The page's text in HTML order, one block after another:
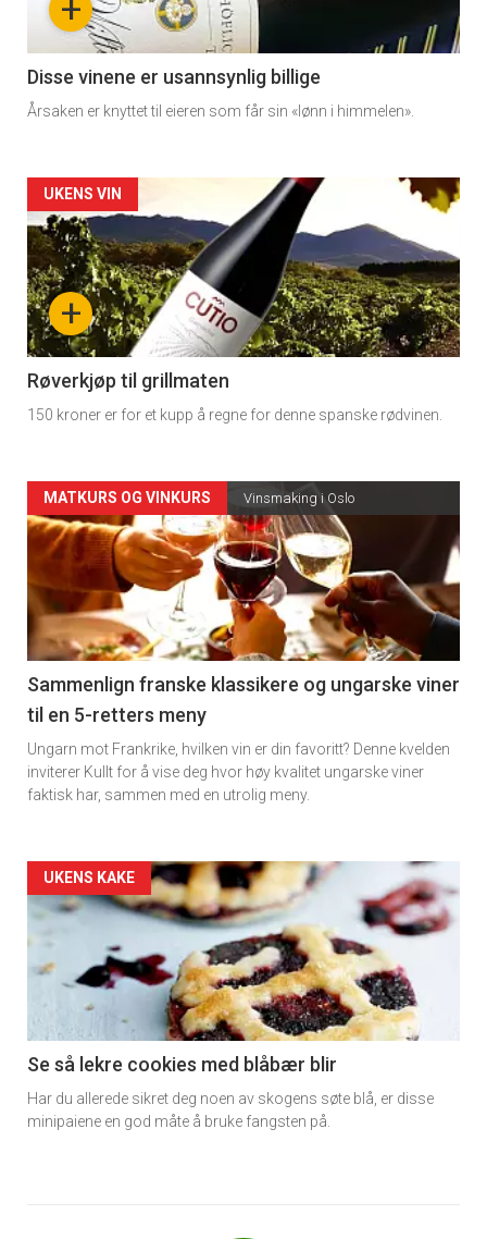
3
+
Disse vinene er usannsynlig billige
Årsaken er knyttet til eieren som får sin «lønn i himmelen».
Forsiden
akkurat
nå
-
4
+
UKENS VIN
Røverkjøp til grillmaten
150 kroner er for et kupp å regne for denne spanske rødvinen.
Forsiden
akkurat
nå
-
5
MATKURS OG VINKURS Vinsmaking i Oslo
Sammenlign franske klassikere og ungarske viner
til en 5-retters meny
Ungarn mot Frankrike, hvilken vin er din favoritt? Denne kvelden
inviterer Kullt for å vise deg hvor høy kvalitet ungarske viner
faktisk har, sammen med en utrolig meny.
Forsiden
akkurat
nå
6
UKENS KAKE
Se så lekre cookies med blåbær blir
Har du allerede sikret deg noen av skogens søte blå, er disse
minipaiene en god måte å bruke fangsten på.